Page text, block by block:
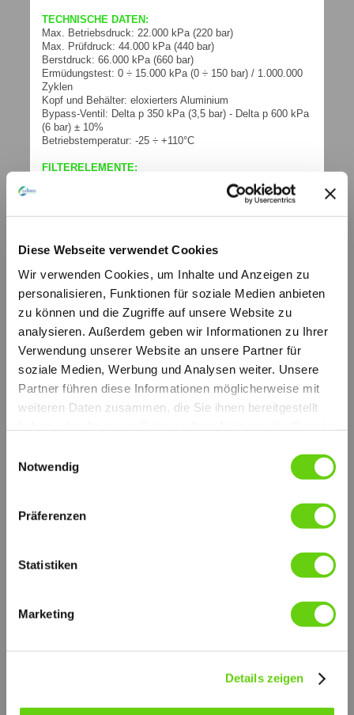
Diese Webseite verwendet Cookies
Wir verwenden Cookies, um Inhalte und Anzeigen zu
personalisieren, Funktionen für soziale Medien anbieten
zu können und die Zugriffe auf unsere Website zu
analysieren. Außerdem geben wir Informationen zu Ihrer
Verwendung unserer Website an unsere Partner für
soziale Medien, Werbung und Analysen weiter. Unsere
Partner führen diese Informationen möglicherweise mit
weiteren Daten zusammen, die Sie ihnen bereitgestellt
Notwendig
Präferenzen
Statistiken
Marketing
Details zeigen
TECHNISCHE DATEN:
Max. Betriebsdruck: 22.000 kPa (220 bar)
Max. Prüfdruck: 44.000 kPa (440 bar)
Berstdruck: 66.000 kPa (660 bar)
Ermüdungstest: 0 ÷ 15.000 kPa (0 ÷ 150 bar) / 1.000.000
Zyklen
Kopf und Behälter: eloxierters Aluminium
Bypass-Ventil: Delta p 350 kPa (3,5 bar) - Delta p 600 kPa
(6 bar) ± 10%
Betriebstemperatur: -25 ÷ +110°C
FILTERELEMENTE:
Anorganische Fasern: 3µ - 6µ - 12µ - 25µ Abs.
Standard: Delta p 2100 kPa (21 bar)
Fluoroelastomer
weitere technische Informationen (PDF)
FPM-SPM
© by hydraulik4u - ÄNDERUNGEN
RESERVED WITHOUT PRIOR NOTICE.
Ufi-Sofima_HYD_Catalogo_2018_FPM-
SPM_Web[...]
PDF-Dokument [1.3 MB]
weitere technische Informationen (PDF)
FORSCHUNG UND ENTWICKLUNG
und durch internationale Zusammenarbeit auf höchstem
technischen Niveau ständig garantiert.
Alle Proben werden nach folgenden Normen durchgeführt:
ISO 2942:
ISO 3723: